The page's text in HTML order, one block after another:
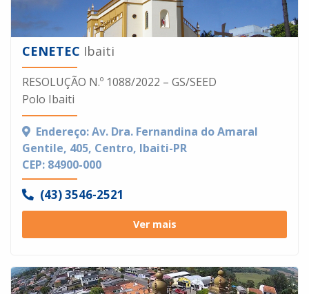
CENETEC Ibaiti
RESOLUÇÃO N.º 1088/2022 – GS/SEED
Polo Ibaiti
Endereço: Av. Dra. Fernandina do Amaral
Gentile, 405, Centro, Ibaiti-PR
CEP: 84900-000
(43) 3546-2521
Ver mais